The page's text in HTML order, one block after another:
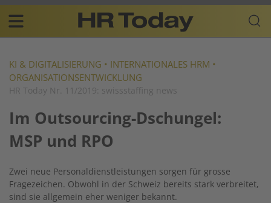
Skip
content
Plattform
für
Resources
navigation
DE
KI & DIGITALISIERUNG • INTERNATIONALES HRM •
ORGANISATIONSENTWICKLUNG
HR Today Nr. 11/2019: swissstaffing news
Im Outsourcing-Dschungel:
MSP und RPO
Zwei neue Personaldienstleistungen sorgen für grosse
Fragezeichen. Obwohl in der Schweiz bereits stark verbreitet,
sind sie allgemein eher weniger bekannt.